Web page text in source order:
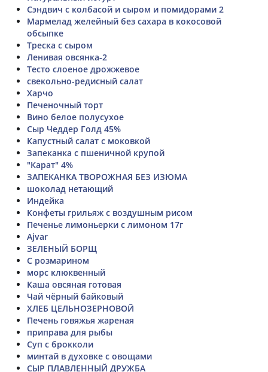
Сэндвич с колбасой и сыром и помидорами 2
Мармелад желейный без сахара в кокосовой
обсыпке
Треска с сыром
Ленивая овсянка-2
Тесто слоеное дрожжевое
свекольно-редисный салат
Харчо
Печеночный торт
Вино белое полусухое
Сыр Чеддер Голд 45%
Капустный салат с моковкой
Запеканка с пшеничной крупой
"Карат" 4%
ЗАПЕКАНКА ТВОРОЖНАЯ БЕЗ ИЗЮМА
шоколад нетающий
Индейка
Конфеты грильяж с воздушным рисом
Печенье лимоньерки с лимоном 17г
Ajvar
ЗЕЛЕНЫЙ БОРЩ
С розмарином
морс клюквенный
Каша овсяная готовая
Чай чёрный байковый
ХЛЕБ ЦЕЛЬНОЗЕРНОВОЙ
Печень говяжья жареная
приправа для рыбы
Суп с брокколи
минтай в духовке с овощами
СЫР ПЛАВЛЕННЫЙ ДРУЖБА